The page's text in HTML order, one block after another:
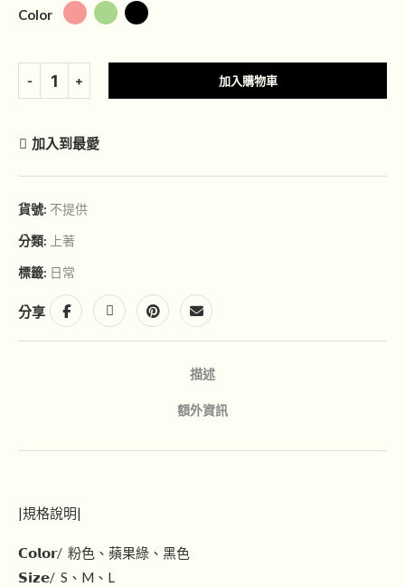
Color
加入購物車
加入到最愛
貨號: 不提供
分類: 上著
標籤: 日常
分享
描述
額外資訊
|規格說明|
𝗖𝗼𝗹𝗼𝗿/ 粉色、蘋果綠、黑色
𝗦𝗶𝘇𝗲/ S、M、L